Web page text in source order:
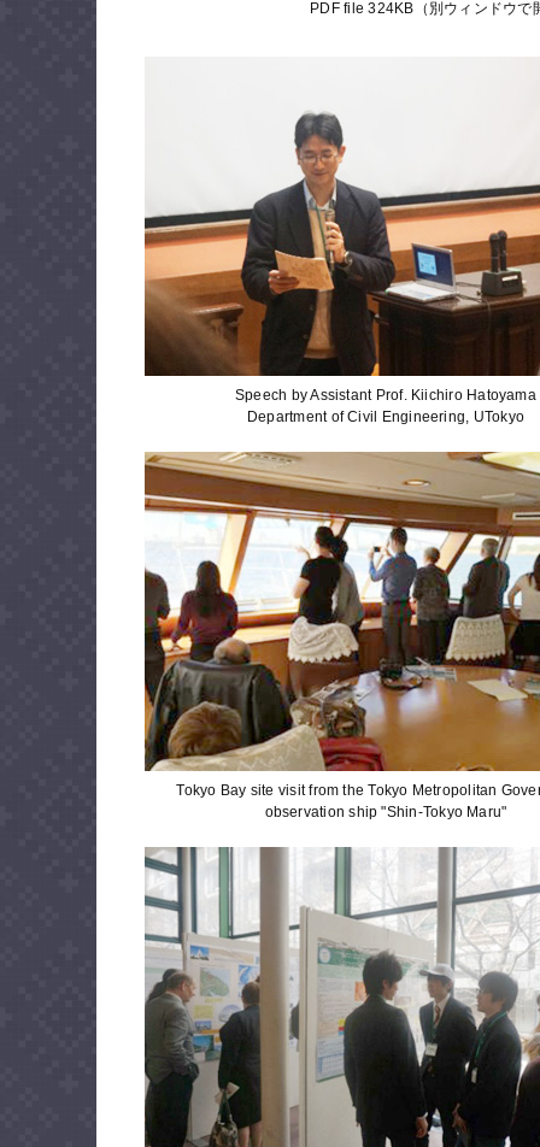
PDF file 324KB（別ウィンドウで
Speech by Assistant Prof. Kiichiro Hatoyama
Department of Civil Engineering, UTokyo
Tokyo Bay site visit from the Tokyo Metropolitan
observation ship "Shin-Tokyo Maru"